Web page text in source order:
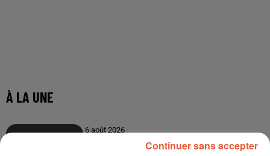
Continuer sans accepter